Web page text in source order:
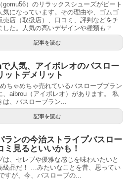
gomu56）のリラックスシューズがビート
気になっています。その理由や、ゴムゴ
売店（取扱店）、口コミ、評判などをチ
した。人気の高いデザインや種類も？
記事を読む
人気、アイボレオのバスロー
ットデメリット
ちゃめちゃ売れているバスローブブラン
、aibrou（アイボレオ）があります。 私
は、バスローブラン...
記事を読む
ランの今治ストライプバスロー
ミ見るといいかも！
は、セレブや優雅な感じを味わいたいと
級品だ！ …みたいなことを昔、思ってい
すが、今、バスローブの...